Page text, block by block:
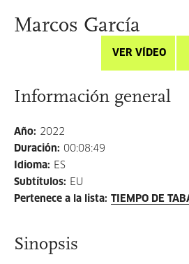
Marcos García
VER VÍDEO
Información general
Año: 2022
Duración: 00:08:49
Idioma: ES
Subtítulos: EU
Pertenece a la lista: TIEMPO DE
Sinopsis